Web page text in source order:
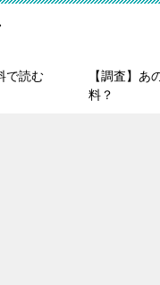
で読む
【調査】あ
料？